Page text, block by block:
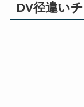
DV径違い